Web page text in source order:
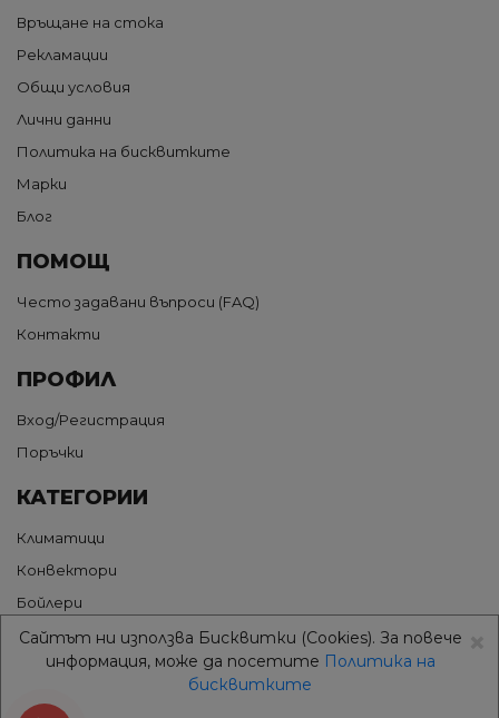
Сайтът ни използва Бисквитки (Cookies). За повече
информация, може да посетите Политика на
бисквитките
Връщане на стока
Рекламации
Общи условия
Лични данни
Политика на бисквитките
Марки
Блог
ПОМОЩ
Често задавани въпроси (FAQ)
Контакти
ПРОФИЛ
Вход/Регистрация
Поръчки
КАТЕГОРИИ
Климатици
Конвектори
Бойлери
Термопомпи
Грижа за въздуха